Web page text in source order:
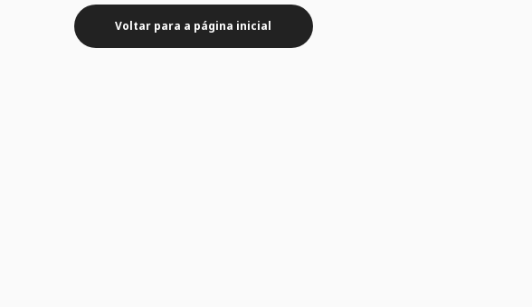
Voltar para a página inicial